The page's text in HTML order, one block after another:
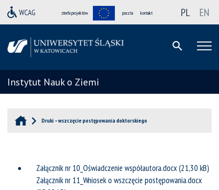
strefa projektów poczta kontakt PL EN
Instytut Nauk o Ziemi
Druki – wszczęcie postępowania doktorskiego
Załącznik nr 10_Oświadczenie współautora.docx
Załącznik nr 11_Wniosek o wszczęcie postępowania.docx